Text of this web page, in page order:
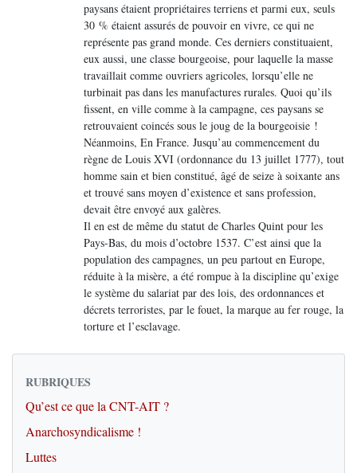
paysans étaient propriétaires terriens et parmi eux, seuls
30 % étaient assurés de pouvoir en vivre, ce qui ne
représente pas grand monde. Ces derniers constituaient,
eux aussi, une classe bourgeoise, pour laquelle la masse
travaillait comme ouvriers agricoles, lorsqu’elle ne
turbinait pas dans les manufactures rurales. Quoi qu’ils
fissent, en ville comme à la campagne, ces paysans se
retrouvaient coincés sous le joug de la bourgeoisie !
Néanmoins, En France. Jusqu’au commencement du
règne de Louis XVI (ordonnance du 13 juillet 1777), tout
homme sain et bien constitué, âgé de seize à soixante ans
et trouvé sans moyen d’existence et sans profession,
devait être envoyé aux galères.
Il en est de même du statut de Charles Quint pour les
Pays-Bas, du mois d’octobre 1537. C’est ainsi que la
population des campagnes, un peu partout en Europe,
réduite à la misère, a été rompue à la discipline qu’exige
le système du salariat par des lois, des ordonnances et
décrets terroristes, par le fouet, la marque au fer rouge, la
torture et l’esclavage.
RUBRIQUES
Qu’est ce que la CNT-AIT ?
Anarchosyndicalisme !
Luttes